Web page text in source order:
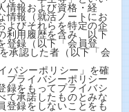
情報および資格・経
情報（就活ノートにお
よびそれらを特定の企
利用履歴を含み、以下
登録（以下「会員登
承認した者（以下「会
バシーポリシー」を確
プライバシーポリシー
録をもってプライバシ
て承諾したものとみな
登録をしないことをも